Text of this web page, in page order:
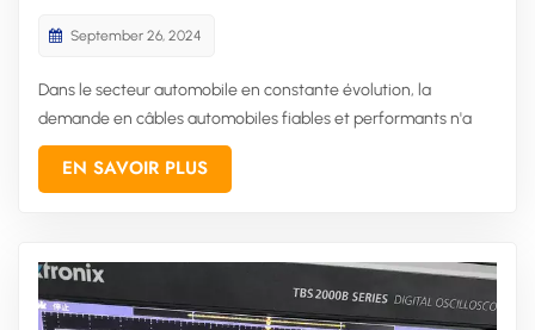
September 26, 2024
Dans le secteur automobile en constante évolution, la
demande en câbles automobiles fiables et performants n'a
jamais été aussi forte. À mesure que les véhicules deviennent
plus sophistiqués, le rôle du câblage pour garantir des
EN SAVOIR PLUS